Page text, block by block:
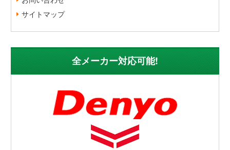
サイトマップ
全メーカー対応可能!